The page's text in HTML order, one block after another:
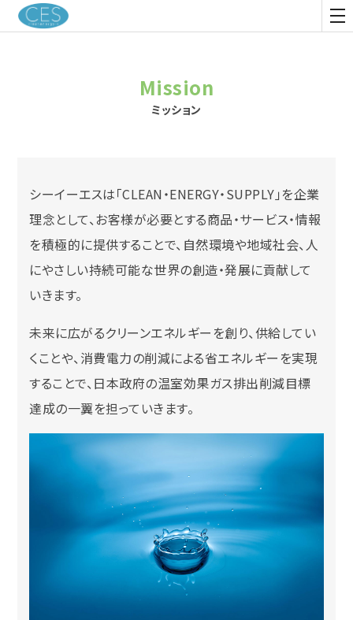
Mission
ミッション
シーイーエスは「CLEAN・ENERGY・SUPPLY」を企業
理念として、お客様が必要とする商品・サービス・情報
を積極的に提供することで、自然環境や地域社会、人
にやさしい持続可能な世界の創造・発展に貢献して
いきます。
未来に広がるクリーンエネルギーを創り、供給してい
くことや、消費電力の削減による省エネルギーを実現
することで、日本政府の温室効果ガス排出削減目標
達成の一翼を担っていきます。